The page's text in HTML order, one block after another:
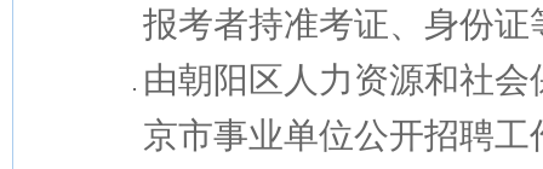
报考者持准考证、身份
由朝阳区人力资源和社
京市事业单位公开招聘